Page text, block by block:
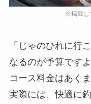
「じゃのひれに行
なるのが予算です
コース料金はあく
実際には、快適に